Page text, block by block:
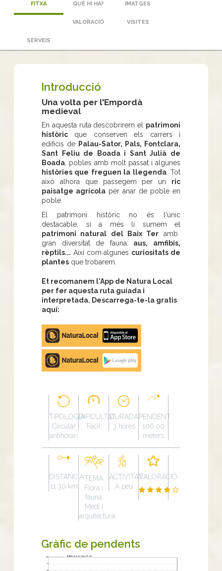
FITXA QUÈ HI HA? IMATGES
VALORACIÓ VISITES
SERVEIS
Introducció
Una volta per l'Empordà
medieval
En aquesta ruta descobrirem el patrimoni
històric que conserven els carrers i
edificis de Palau-Sator, Pals, Fontclara,
Sant Feliu de Boada i Sant Julià de
Boada, pobles amb molt passat i algunes
històries que freguen la llegenda. Tot
això alhora que passegem per un ric
paisatge agrícola per anar de poble en
poble.
El patrimoni històric no és l'únic
destacable, si a més li sumem el
patrimoni natural del Baix Ter amb
gran diversitat de fauna: aus, amfibis,
rèptils... Així com algunes curiositats de
plantes que trobarem.
Et recomanem l'App de Natura Local
per fer aquesta ruta guiada i
interpretada. Descarrega-te-la gratis
aquí:
Apple
store
Google
Play
TIPOLOGÍA
Circular
antihorari
DIFICULTAT
Fàcil
DURADA
3 hores
PENDENT
106.00
meters
DISTÀNCIA
11.30 km
TEMA
Flora i
fauna
Medi i
arquitectura
ACTIVITAT
A peu
VALORACIÓ
Gràfic de pendents